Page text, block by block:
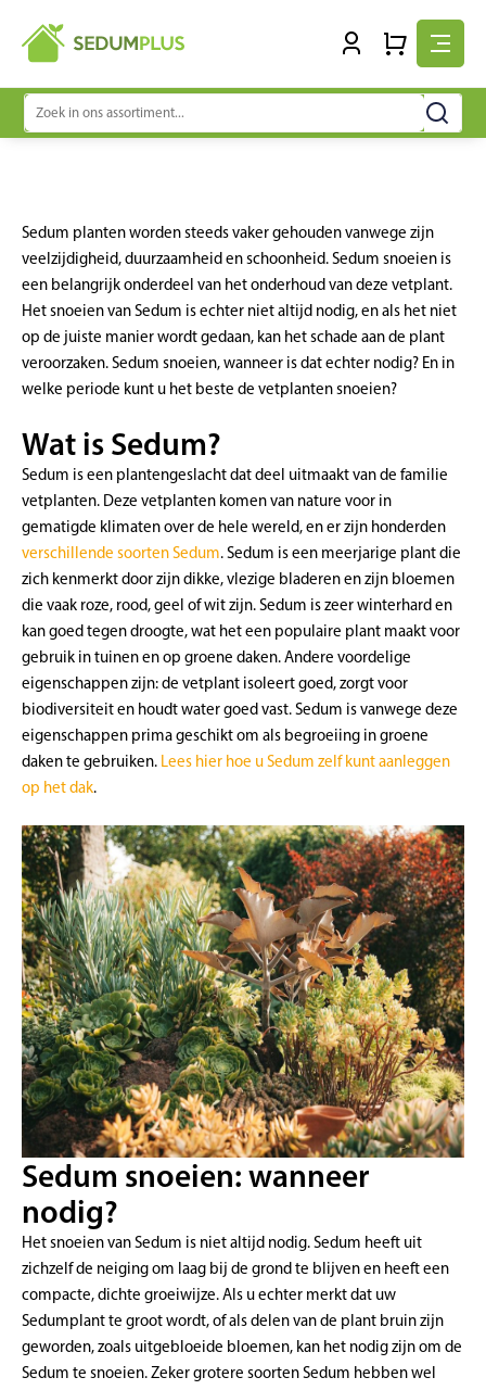
Zoeken
naar:
Sedum planten worden steeds vaker gehouden vanwege zijn
veelzijdigheid, duurzaamheid en schoonheid. Sedum snoeien is
een belangrijk onderdeel van het onderhoud van deze vetplant.
Het snoeien van Sedum is echter niet altijd nodig, en als het niet
op de juiste manier wordt gedaan, kan het schade aan de plant
veroorzaken. Sedum snoeien, wanneer is dat echter nodig? En in
welke periode kunt u het beste de vetplanten snoeien?
Wat is Sedum?
Sedum is een plantengeslacht dat deel uitmaakt van de familie
vetplanten. Deze vetplanten komen van nature voor in
gematigde klimaten over de hele wereld, en er zijn honderden
verschillende soorten Sedum. Sedum is een meerjarige plant die
zich kenmerkt door zijn dikke, vlezige bladeren en zijn bloemen
die vaak roze, rood, geel of wit zijn. Sedum is zeer winterhard en
kan goed tegen droogte, wat het een populaire plant maakt voor
gebruik in tuinen en op groene daken. Andere voordelige
eigenschappen zijn: de vetplant isoleert goed, zorgt voor
biodiversiteit en houdt water goed vast. Sedum is vanwege deze
eigenschappen prima geschikt om als begroeiing in groene
daken te gebruiken. Lees hier hoe u Sedum zelf kunt aanleggen
op het dak.
Sedum snoeien: wanneer
nodig?
Het snoeien van Sedum is niet altijd nodig. Sedum heeft uit
zichzelf de neiging om laag bij de grond te blijven en heeft een
compacte, dichte groeiwijze. Als u echter merkt dat uw
Sedumplant te groot wordt, of als delen van de plant bruin zijn
geworden, zoals uitgebloeide bloemen, kan het nodig zijn om de
Sedum te snoeien. Zeker grotere soorten Sedum hebben wel